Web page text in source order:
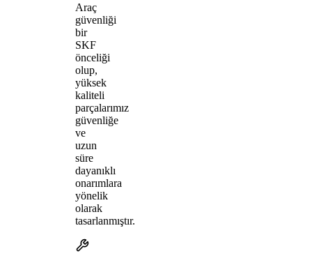
Araç
güvenliği
bir
SKF
önceliği
olup,
yüksek
kaliteli
parçalarımız
güvenliğe
ve
uzun
süre
dayanıklı
onarımlara
yönelik
olarak
tasarlanmıştır.